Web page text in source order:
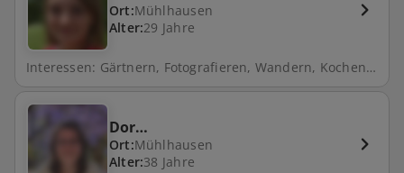
Ort:Mühlhausen
Alter:29 Jahre
Interessen: Gärtnern, Fotografieren, Wandern, Kochen, Backen
Dor…
Ort:Mühlhausen
Alter:38 Jahre